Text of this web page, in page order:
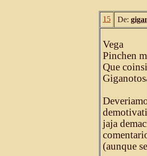
15 De:
Vega
Pinchen
Que
jaja
(aunque